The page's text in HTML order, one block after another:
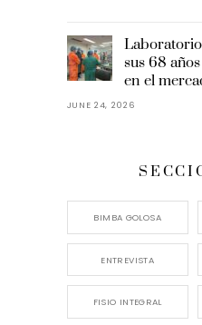
sus 68
en el
JUNE 24, 2026
BIMBA GOLOSA
ENTREVISTA
FISIO INTEGRAL